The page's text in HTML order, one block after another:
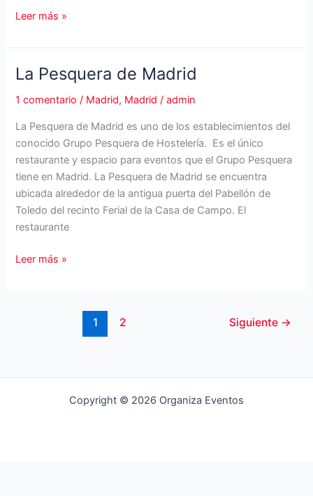
Teatro
multiespacio
para
eventos
Leer más »
La Pesquera de Madrid
1 comentario / Madrid, Madrid /admin
La Pesquera de Madrid es uno de los establecimientos del
conocido Grupo Pesquera de Hostelería. Es el único
restaurante y espacio para eventos que el Grupo Pesquera
tiene en Madrid. La Pesquera de Madrid se encuentra
ubicada alrededor de la antigua puerta del Pabellón de
Toledo del recinto Ferial de la Casa de Campo. El
restaurante
La
Leer más »
1 2 Siguiente →
Copyright © 2026 Organiza Eventos